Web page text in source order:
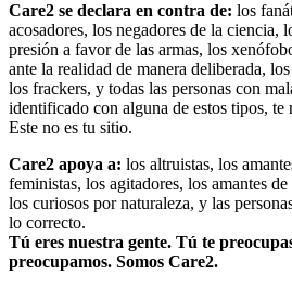
Care2 se declara en contra de: los
acosadores, los negadores de la ciencia,
presión a favor de las armas, los
ante la realidad de manera deliberada,
los frackers, y todas las personas con
identificado con alguna de estos tipos, te
Este no es tu sitio.
Care2 apoya a: los altruistas, los
feministas, los agitadores, los amantes
los curiosos por naturaleza, y las
lo correcto.
Tú eres nuestra gente. Tú te
preocupamos. Somos Care2.